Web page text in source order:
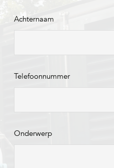
Achternaam
Telefoonnummer
Onderwerp